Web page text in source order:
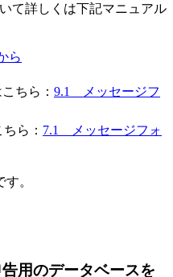
て詳しくは下記マニュアル
ら
ちら： 9.1 メッセージフ
ら： 7.1 メッセージフォ
。
用のデータベースを